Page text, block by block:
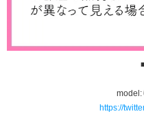
model:
https://